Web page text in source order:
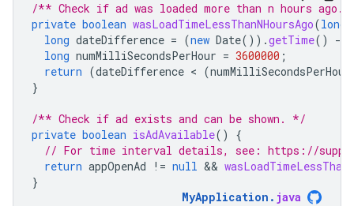
/** Check if ad was loaded more than n hours ago.
private boolean wasLoadTimeLessThanNHoursAgo(long
long dateDifference = (new Date()).getTime() -
long numMilliSecondsPerHour = 3600000 ;
return (dateDifference < (numMilliSecondsPerHour
}
/** Check if ad exists and can be shown. */
private boolean isAdAvailable()
{
// For time interval details, see: https://
return appOpenAd != null &&
}
MyApplication . java